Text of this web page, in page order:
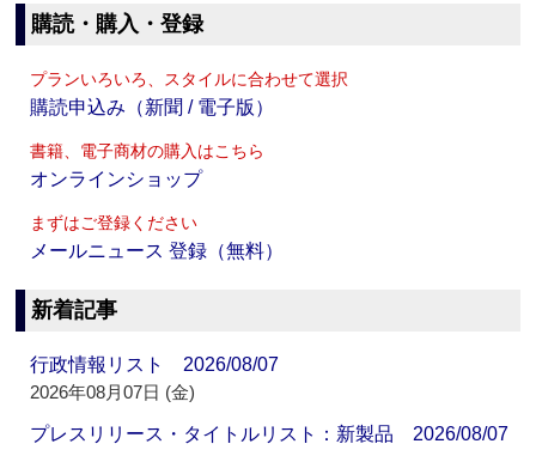
購読・購入・登録
プランいろいろ、スタイルに合わせて選択
購読申込み（新聞 / 電子版）
書籍、電子商材の購入はこちら
オンラインショップ
まずはご登録ください
メールニュース 登録（無料）
新着記事
行政情報リスト 2026/08/07
2026年08月07日 (金)
プレスリリース・タイトルリスト：新製品 2026/08/07